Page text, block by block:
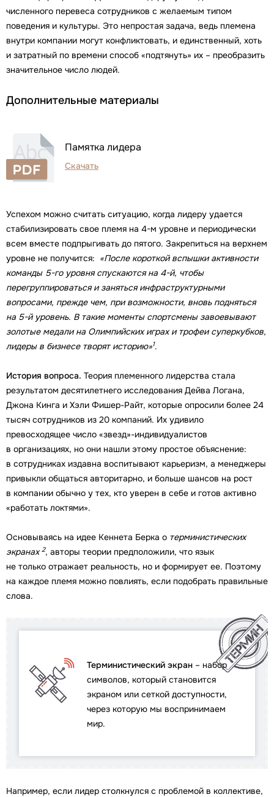
численного перевеса сотрудников с желаемым типом
поведения и культуры. Это непростая задача, ведь племена
внутри компании могут конфликтовать, и единственный, хоть
и затратный по времени способ «подтянуть» их – преобразить
значительное число людей.
Дополнительные материалы
Памятка лидера
Скачать
Успехом можно считать ситуацию, когда лидеру удается
стабилизировать свое племя на 4-м уровне и периодически
всем вместе подпрыгивать до пятого. Закрепиться на верхнем
уровне не получится: «После короткой вспышки активности
команды 5-го уровня спускаются на 4-й, чтобы
перегруппироваться и заняться инфраструктурными
вопросами, прежде чем, при возможности, вновь подняться
на 5-й уровень. В такие моменты спортсмены завоевывают
золотые медали на Олимпийских играх и трофеи суперкубков,
лидеры в бизнесе творят историю»1.
История вопроса. Теория племенного лидерства стала
результатом десятилетнего исследования Дейва Логана,
Джона Кинга и Хэли Фишер-Райт, которые опросили более 24
тысяч сотрудников из 20 компаний. Их удивило
превосходящее число «звезд»-индивидуалистов
в организациях, но они нашли этому простое объяснение:
в сотрудниках издавна воспитывают карьеризм, а менеджеры
привыкли общаться авторитарно, и больше шансов на рост
в компании обычно у тех, кто уверен в себе и готов активно
«работать локтями».
Основываясь на идее Кеннета Берка о терминистических
экранах2, авторы теории предположили, что язык
не только отражает реальность, но и формирует ее. Поэтому
на каждое племя можно повлиять, если подобрать правильные
слова.
Терминистический экран – набор
символов, который становится
экраном или сеткой доступности,
через которую мы воспринимаем
мир.
Например, если лидер столкнулся с проблемой в коллективе,